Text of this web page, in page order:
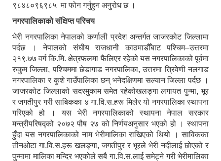
९८४८०९६९८५ मा फोन गर्नुहुन अनुरोध छ ।
नगरपालिकाको संक्षिप्त परिचय
भेरी नगरपालिका नेपालको कर्णाली प्रदेश अन्तर्गत जाजरकोट जिल्लामा
पर्दछ । नेपालको संघीय राजधानी काठमाडौँबाट पश्चिम–उत्तरमा
२१९.७७ वर्ग कि.मि. क्षेत्रफलमा फैलिएर रहेको यस नगरपालिकाको पूर्वमा
रुकुम जिल्ला, पश्चिममा छेडागाड नगरपालिका, उत्तरमा त्रिवेणी नलगाड
नगरपालिका र कुशे गाउँपालिका छन् भनेदक्षिणमा सल्यान जिल्ला पर्दछ ।
जाजरकोट जिल्लाको सदरमुकाम समेत रहेकोखलङ्गा लगायत पुन्मा, भूर
र जगतीपुर गरी साबिकका ४ गा.वि.स.हरू मिलेर यो नगरपालिका स्थापना
गरिएको हो । यस भेरी नगरपालिकाको स्थापना नेपाल सरकार
मन्त्रीपरिषद्को २०७२ पौष २७ को निर्णयअनुसार भएको हो । स्थापना
हुँदा यस नगरपालिकाको नाम भेरीमालिका राखिएको थियो । साविकका
तीनओटा गा.वि.स.हरू खलङ्गा, जगतीपुर र भूरले भेरी नदीलाई छोएको र
पुन्मामा मालिका मन्दिर भएकोले सबै गा.वि.स.लाई समेट्ने गरी भेरीमालिका